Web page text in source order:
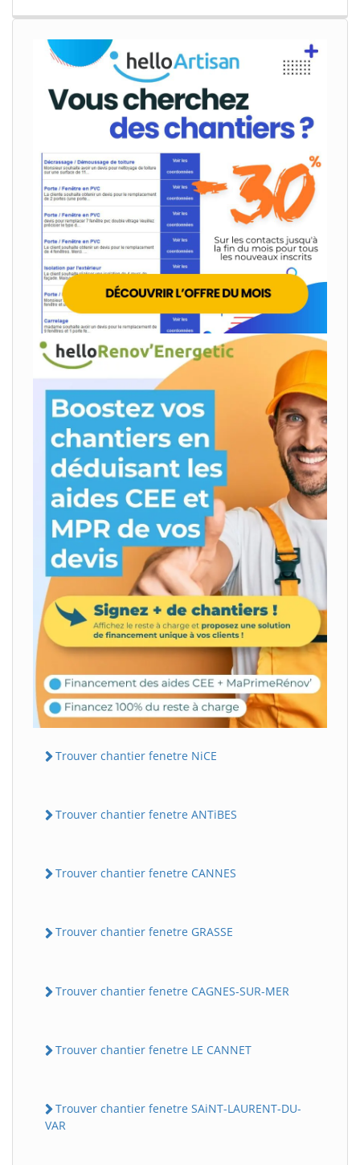
Trouver chantier fenetre NiCE
Trouver chantier fenetre ANTiBES
Trouver chantier fenetre CANNES
Trouver chantier fenetre GRASSE
Trouver chantier fenetre CAGNES-SUR-MER
Trouver chantier fenetre LE CANNET
Trouver chantier fenetre SAiNT-LAURENT-DU-
VAR